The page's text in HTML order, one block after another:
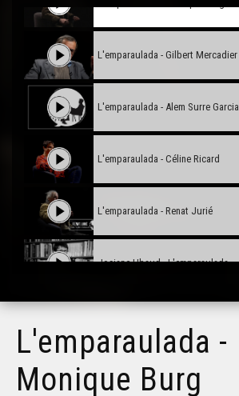
L'emparaulada - Gilbert Mercadier
L'emparaulada - Alem Surre Garcia
L'emparaulada - Céline Ricard
L'emparaulada - Renat Jurié
Josiane Ubaud - L'emparaulada
Didier Tousis - L'emparaulada
L'emparaulada -
Monique Burg